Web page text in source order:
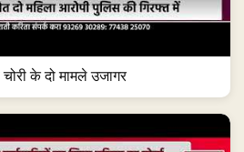
के दो मामले उजागर